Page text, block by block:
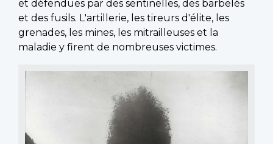
et défendues par des sentinelles, des barbelés
et des fusils. L'artillerie, les tireurs d'élite, les
grenades, les mines, les mitrailleuses et la
maladie y firent de nombreuses victimes.